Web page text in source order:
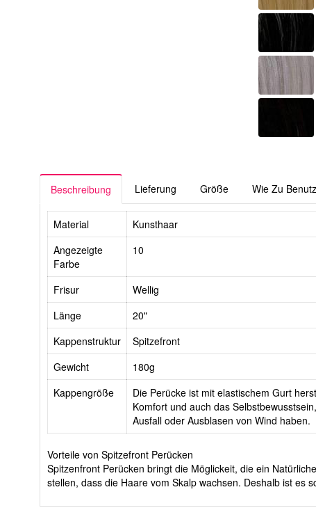
Beschreibung Lieferung Größe Wie Zu
Material
Kunsthaar
Angezeigte
Farbe
10
Frisur
Wellig
Länge
20"
Kappenstruktur
Spitzefront
Gewicht
180g
Kappengröße
Die Perücke ist mit elastischem Gurt
Komfort und auch das
Ausfall oder Ausblasen von Wind haben.
Vorteile von Spitzefront Perücken
Spitzenfront Perücken bringt die Möglickeit, die ein
stellen, dass die Haare vom Skalp wachsen. Deshalb ist es